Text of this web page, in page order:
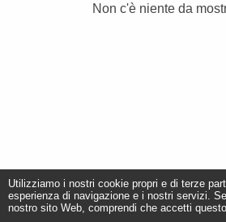
Non c'è niente da
Utilizziamo i nostri cookie propri e di terze
esperienza di navigazione e i nostri servizi.
nostro sito Web, comprendi che accetti questo